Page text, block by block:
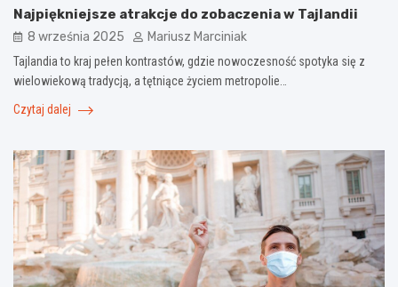
Najpiękniejsze atrakcje do zobaczenia w Tajlandii
8 września 2025 Mariusz Marciniak
Tajlandia to kraj pełen kontrastów, gdzie nowoczesność spotyka się z
wielowiekową tradycją, a tętniące życiem metropolie…
Czytaj dalej